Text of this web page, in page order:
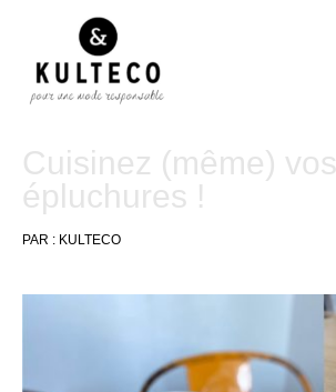
Cuisinez (même) vos
épluchures !
PAR : KULTECO